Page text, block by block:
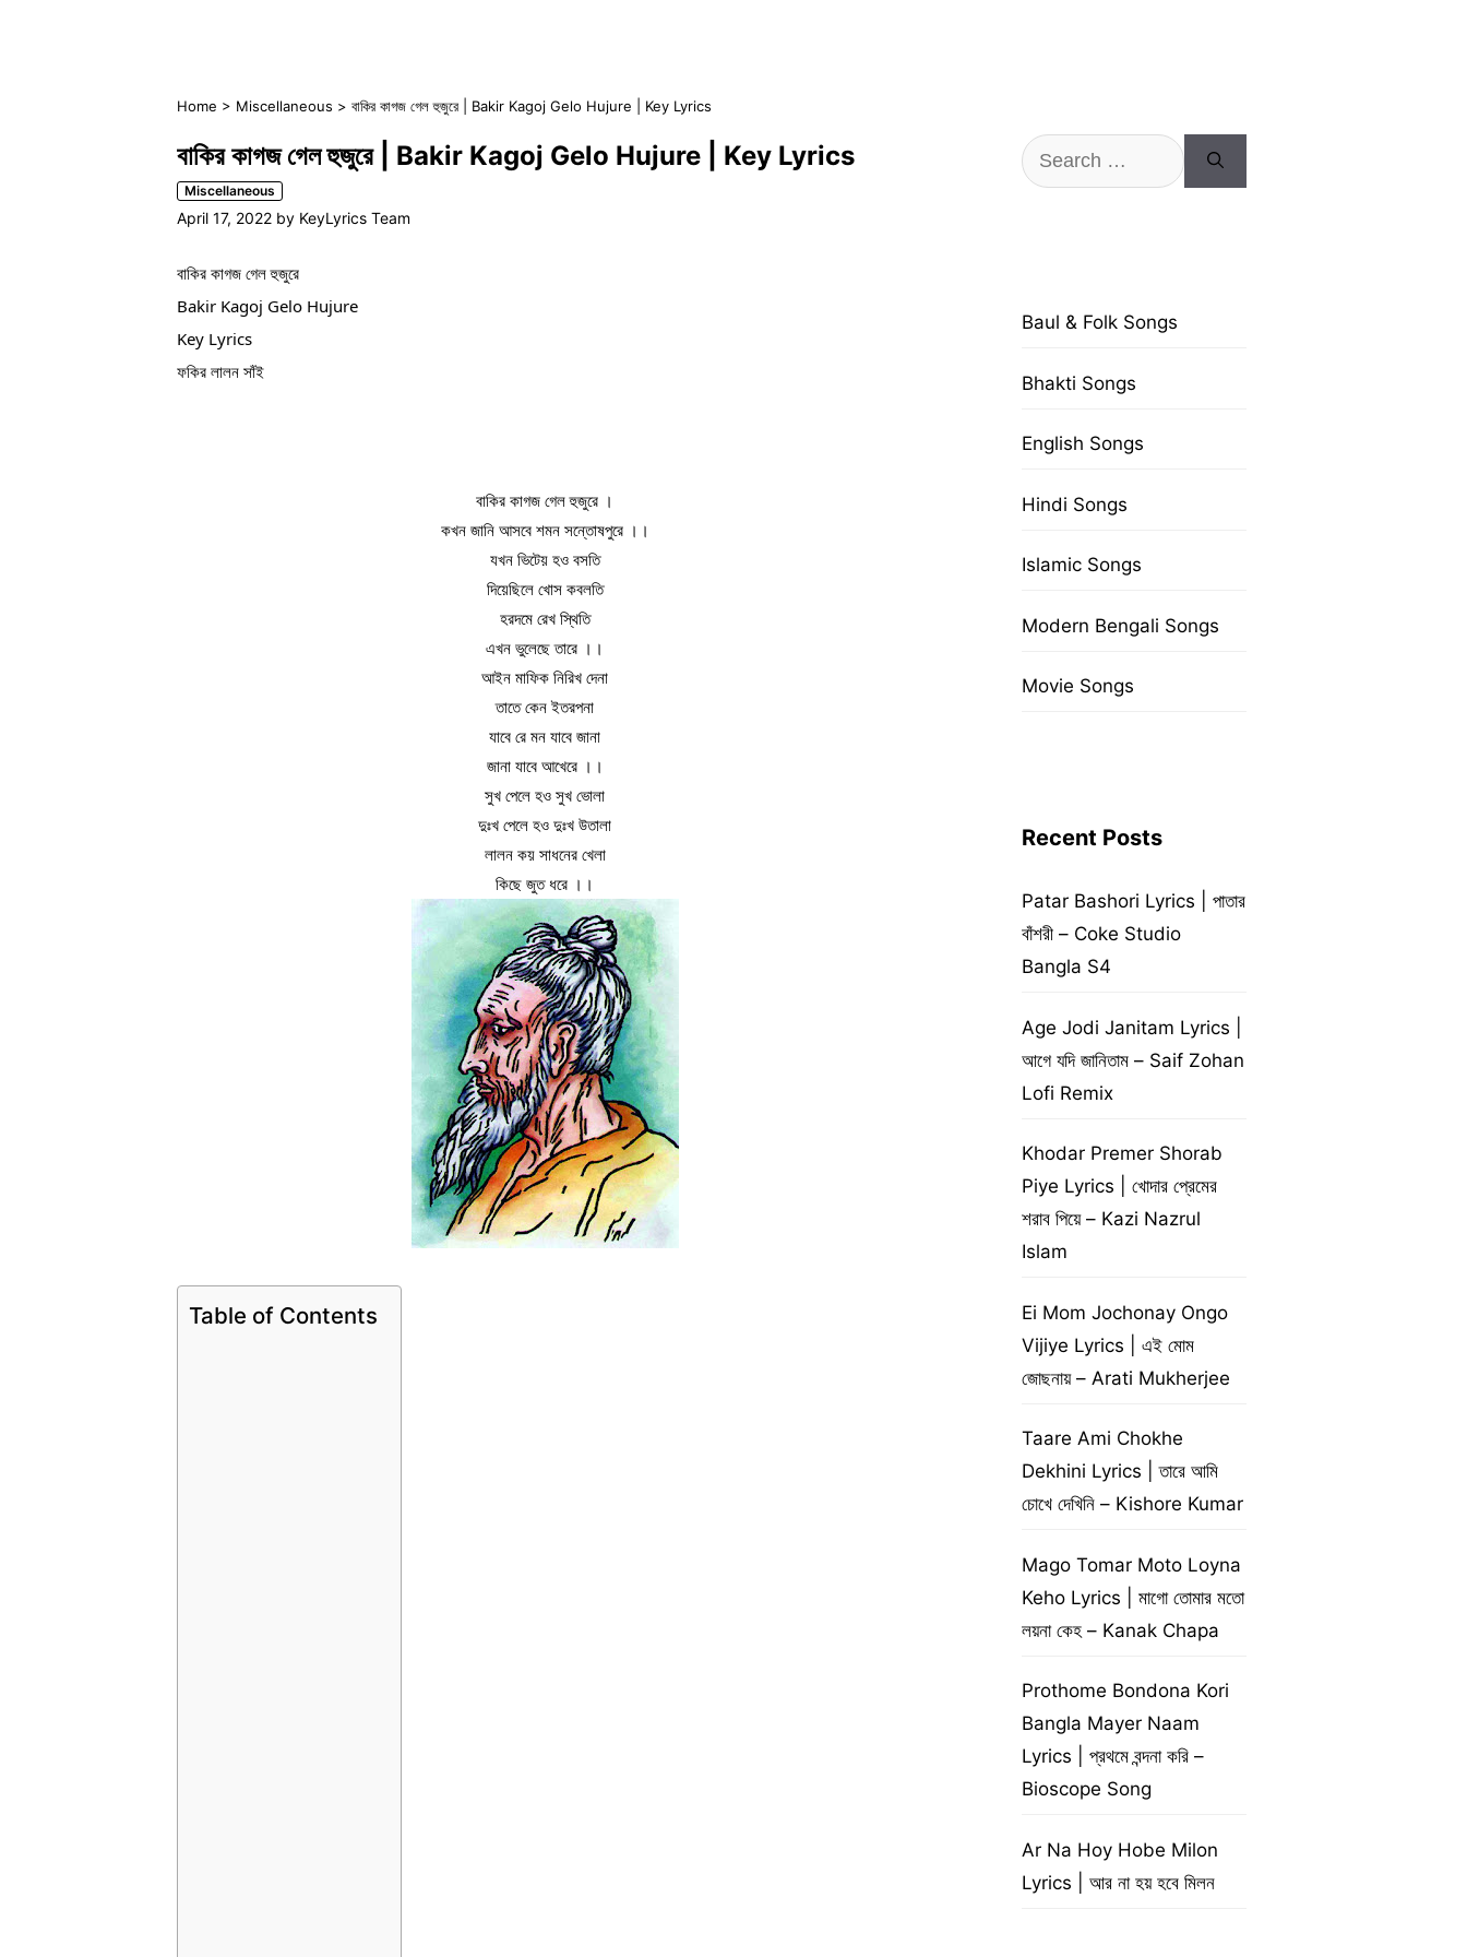
Home > Miscellaneous > বাকির কাগজ গেল হুজুরে | Bakir Kagoj Gelo Hujure | Key Lyrics
বাকির কাগজ গেল হুজুরে | Bakir Kagoj Gelo Hujure | Key Lyrics
Miscellaneous
April 17, 2022 by KeyLyrics Team
বাকির কাগজ গেল হুজুরে
Bakir Kagoj Gelo Hujure
Key Lyrics
ফকির লালন সাঁই
বাকির কাগজ গেল হুজুরে ।
কখন জানি আসবে শমন সন্তোষপুরে ।।
যখন ভিটেয় হও বসতি
দিয়েছিলে খোস কবলতি
হরদমে রেখ স্থিতি
এখন ভুলেছে তারে ।।
আইন মাফিক নিরিখ দেনা
তাতে কেন ইতরপনা
যাবে রে মন যাবে জানা
জানা যাবে আখেরে ।।
সুখ পেলে হও সুখ ভোলা
দুঃখ পেলে হও দুঃখ উতালা
লালন কয় সাধনের খেলা
কিছে জুত ধরে ।।
Table of Contents
Search
for:
Baul & Folk Songs
Bhakti Songs
English Songs
Hindi Songs
Islamic Songs
Modern Bengali Songs
Movie Songs
Recent Posts
Patar Bashori Lyrics | পাতার
বাঁশরী – Coke Studio
Bangla S4
Age Jodi Janitam Lyrics |
আগে যদি জানিতাম – Saif Zohan
Lofi Remix
Khodar Premer Shorab
Piye Lyrics | খোদার প্রেমের
শরাব পিয়ে – Kazi Nazrul
Islam
Ei Mom Jochonay Ongo
Vijiye Lyrics | এই মোম
জোছনায় – Arati Mukherjee
Taare Ami Chokhe
Dekhini Lyrics | তারে আমি
চোখে দেখিনি – Kishore Kumar
Mago Tomar Moto Loyna
Keho Lyrics | মাগো তোমার মতো
লয়না কেহ – Kanak Chapa
Prothome Bondona Kori
Bangla Mayer Naam
Lyrics | প্রথমে বন্দনা করি –
Bioscope Song
Ar Na Hoy Hobe Milon
Lyrics | আর না হয় হবে মিলন